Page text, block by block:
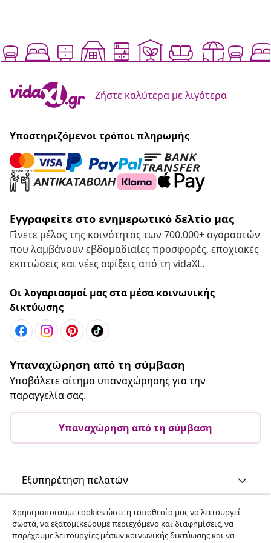
Ζήστε καλύτερα με λιγότερα
Υποστηριζόμενοι τρόποι πληρωμής
Εγγραφείτε στο ενημερωτικό δελτίο μας
Γίνετε μέλος της κοινότητας των 700.000+ αγοραστών
που λαμβάνουν εβδομαδιαίες προσφορές, εποχιακές
εκπτώσεις και νέες αφίξεις από τη vidaXL.
Οι λογαριασμοί μας στα μέσα κοινωνικής
δικτύωσης
Υπαναχώρηση από τη σύμβαση
Υποβάλετε αίτημα υπαναχώρησης για την
παραγγελία σας.
Υπαναχώρηση από τη σύμβαση
Εξυπηρέτηση πελατών
Επιχείρηση
Χρησιμοποιούμε cookies ώστε η τοποθεσία μας να λειτουργεί
σωστά, να εξατομικεύουμε περιεχόμενο και διαφημίσεις, να
παρέχουμε λειτουργίες μέσων κοινωνικής δικτύωσης και να